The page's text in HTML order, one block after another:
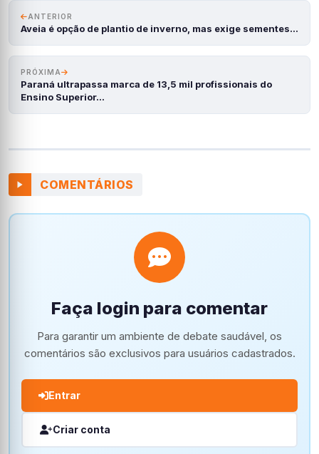
ANTERIOR
Aveia é opção de plantio de inverno, mas exige sementes…
PRÓXIMA
Paraná ultrapassa marca de 13,5 mil profissionais do
Ensino Superior…
COMENTÁRIOS
Faça login para comentar
Para garantir um ambiente de debate saudável, os
comentários são exclusivos para usuários cadastrados.
Entrar
Criar conta